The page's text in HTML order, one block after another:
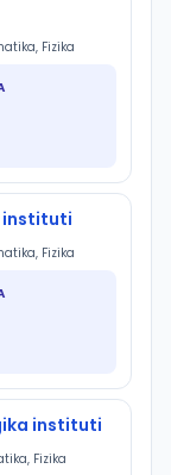
Fizika
instituti
Fizika
instituti
Fizika